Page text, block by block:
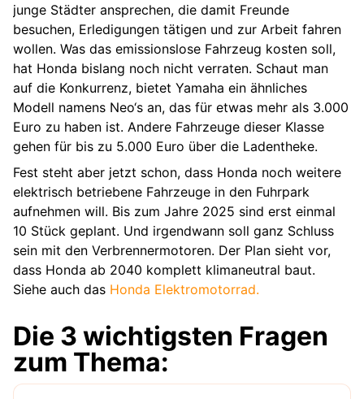
junge Städter ansprechen, die damit Freunde
besuchen, Erledigungen tätigen und zur Arbeit fahren
wollen. Was das emissionslose Fahrzeug kosten soll,
hat Honda bislang noch nicht verraten. Schaut man
auf die Konkurrenz, bietet Yamaha ein ähnliches
Modell namens Neo‘s an, das für etwas mehr als 3.000
Euro zu haben ist. Andere Fahrzeuge dieser Klasse
gehen für bis zu 5.000 Euro über die Ladentheke.
Fest steht aber jetzt schon, dass Honda noch weitere
elektrisch betriebene Fahrzeuge in den Fuhrpark
aufnehmen will. Bis zum Jahre 2025 sind erst einmal
10 Stück geplant. Und irgendwann soll ganz Schluss
sein mit den Verbrennermotoren. Der Plan sieht vor,
dass Honda ab 2040 komplett klimaneutral baut.
Siehe auch das Honda Elektromotorrad.
Die 3 wichtigsten Fragen
zum Thema: